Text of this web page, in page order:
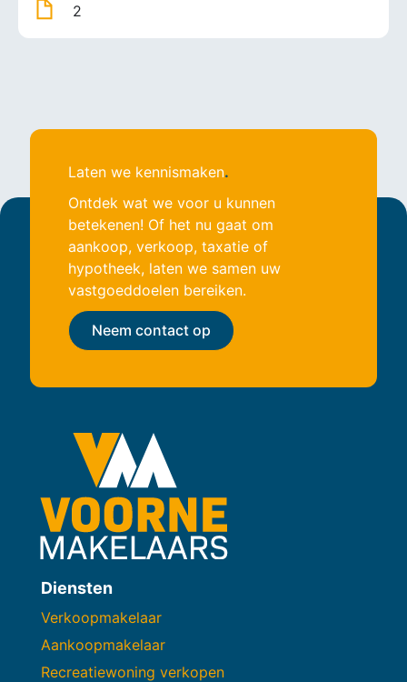
2
Laten we kennismaken.
Ontdek wat we voor u kunnen
betekenen! Of het nu gaat om
aankoop, verkoop, taxatie of
hypotheek, laten we samen uw
vastgoeddoelen bereiken.
Neem contact op
Diensten
Verkoopmakelaar
Aankoopmakelaar
Recreatiewoning verkopen